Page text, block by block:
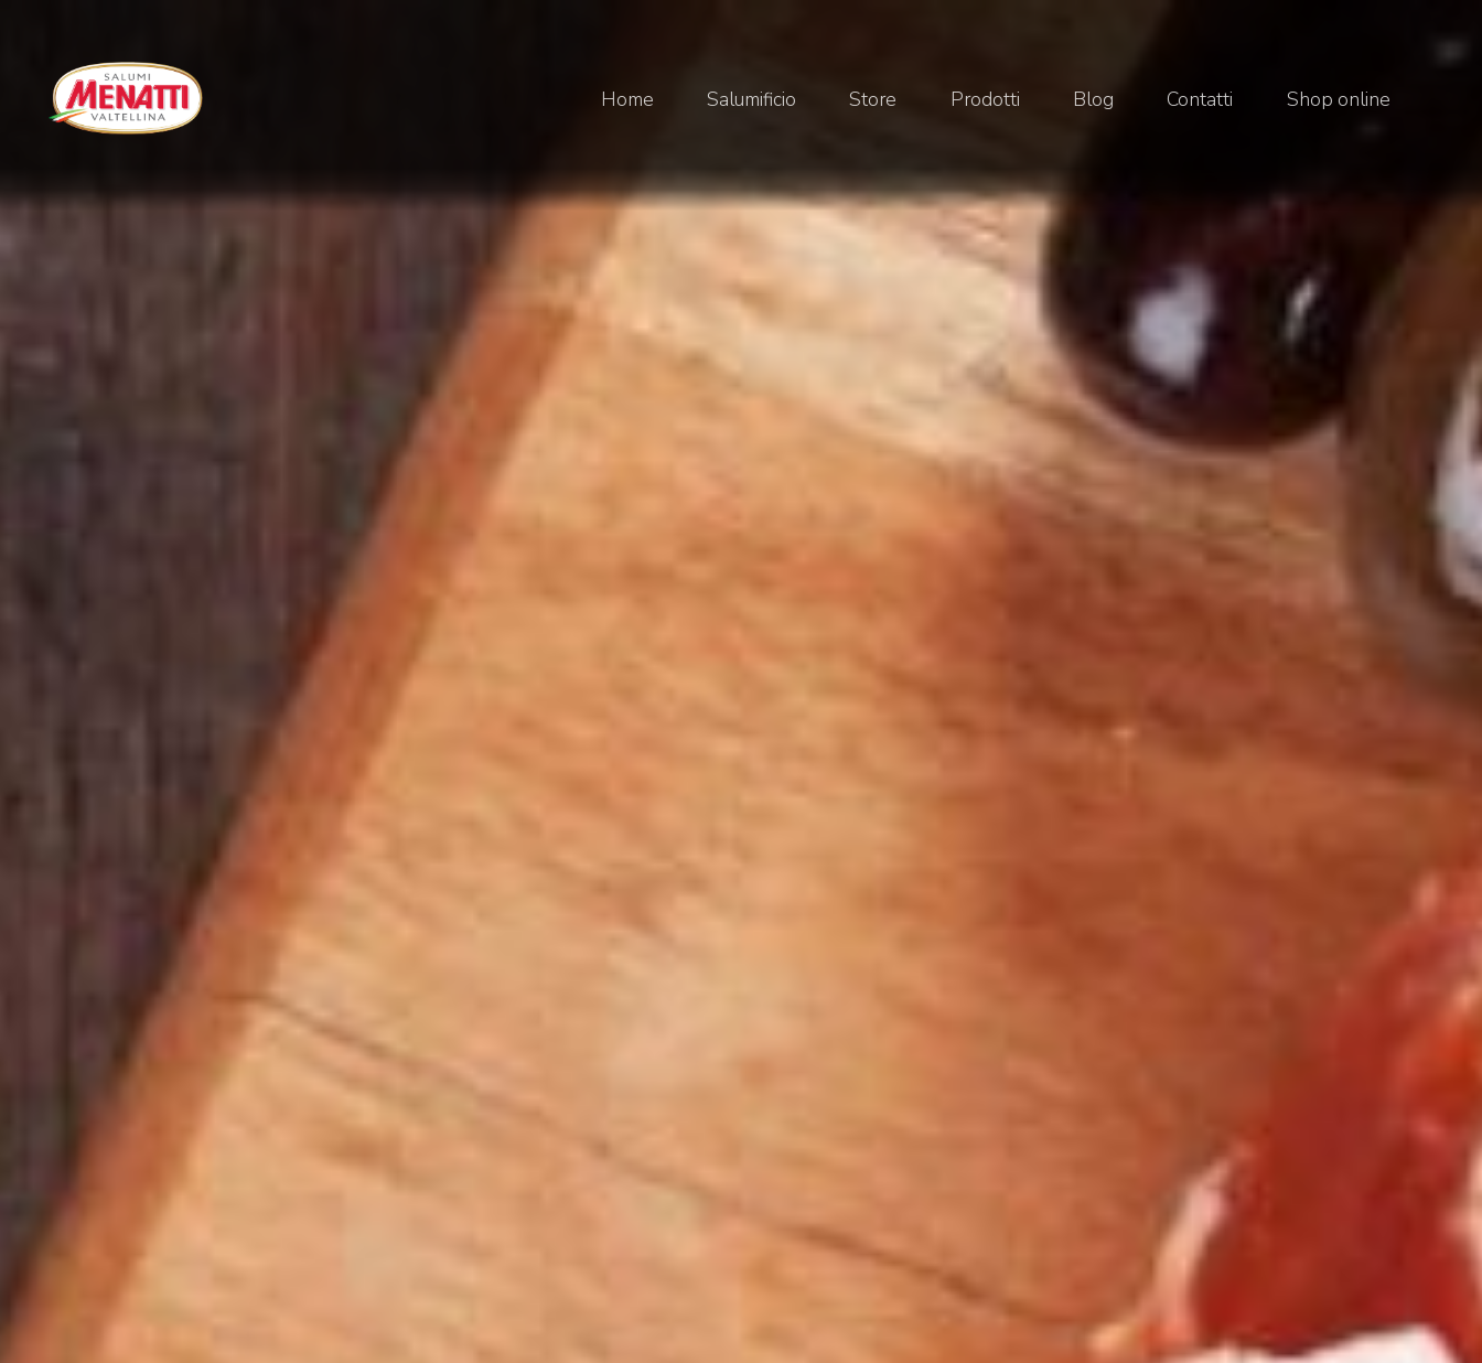
Home Salumificio Store Prodotti Blog Contatti Shop online